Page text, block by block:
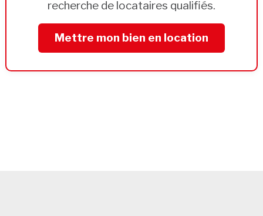
recherche de locataires qualifiés.
Mettre mon bien en location